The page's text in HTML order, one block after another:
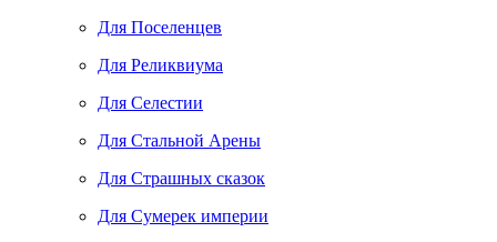
Для Поселенцев
Для Реликвиума
Для Селестии
Для Стальной Арены
Для Страшных сказок
Для Сумерек империи